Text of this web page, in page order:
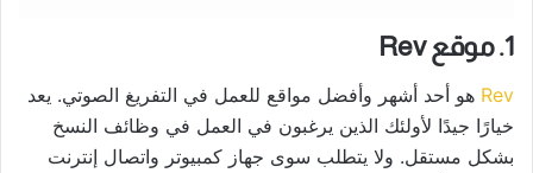
1. موقع Rev
Rev هو أحد أشهر وأفضل مواقع للعمل في التفريغ الصوتي. يعد
خيارًا جيدًا لأولئك الذين يرغبون في العمل في وظائف النسخ
بشكل مستقل. ولا يتطلب سوى جهاز كمبيوتر واتصال إنترنت